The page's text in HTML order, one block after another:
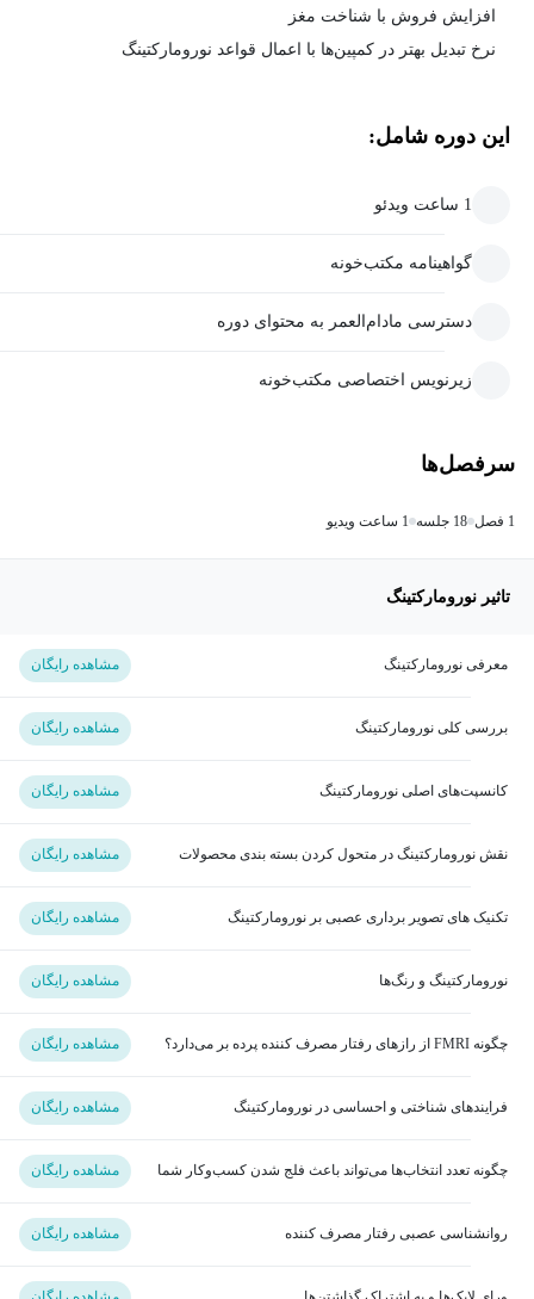
افزایش فروش با شناخت مغز
نرخ تبدیل بهتر در کمپین‌ها با اعمال قواعد نورومارکتینگ
این دوره شامل:
1 ساعت ویدئو
گواهینامه مکتب‌خونه
دسترسی مادام‌العمر به محتوای دوره
زیرنویس اختصاصی مکتب‌خونه
سرفصل‌ها
1 فصل 18 جلسه 1 ساعت ویدیو
تاثیر نورومارکتینگ
معرفی نورومارکتینگ مشاهده رایگان
بررسی کلی نورومارکتینگ مشاهده رایگان
کانسپت‌های اصلی نورومارکتینگ مشاهده رایگان
نقش نورومارکتینگ در متحول کردن بسته بندی محصولات مشاهده رایگان
تکنیک های تصویر برداری عصبی بر نورومارکتینگ مشاهده رایگان
نورومارکتینگ و رنگ‌ها مشاهده رایگان
چگونه FMRI از رازهای رفتار مصرف کننده پرده بر می‌دارد؟ مشاهده رایگان
فرایندهای شناختی و احساسی در نورومارکتینگ مشاهده رایگان
چگونه تعدد انتخاب‌ها می‌تواند باعث فلج شدن کسب‌و‌کار شما
مشاهده رایگان
روانشناسی عصبی رفتار مصرف کننده مشاهده رایگان